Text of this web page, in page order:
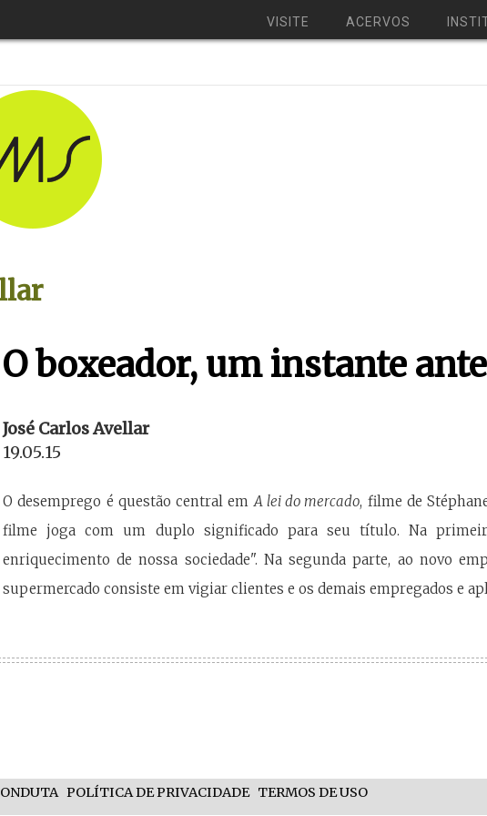
VISITE ACERVOS
O boxeador, um instante
José Carlos Avellar
19.05.15
O desemprego é questão central emA lei do mercado, filme de
filme joga com um duplo significado para seu título. Na
enriquecimento de nossa sociedade". Na segunda parte, ao novo
supermercado consiste em vigiar clientes e os demais empregados e
POLÍTICA DE PRIVACIDADE TERMOS DE USO